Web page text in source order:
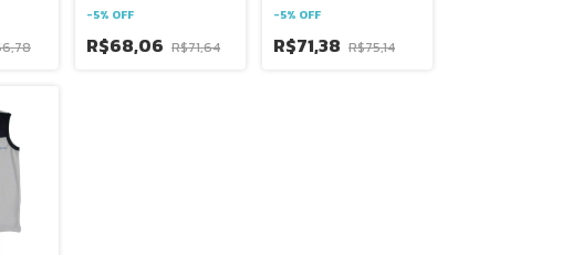
DF Domingos Sávio - DF
-5% OFF
R$68,06 R$71,64
-5% OFF
R$71,38 R$75,14